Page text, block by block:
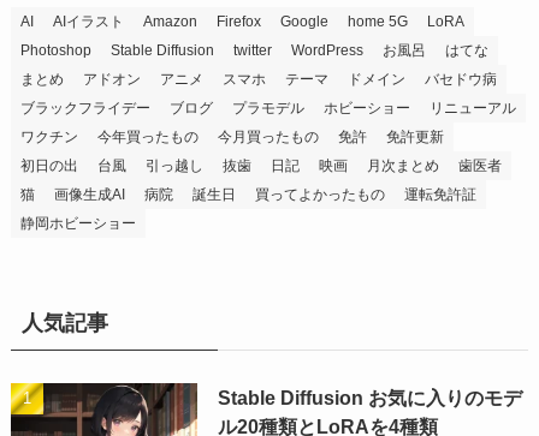
AI AIイラスト Amazon Firefox Google home 5G
LoRA
Photoshop
Stable Diffusion twitter WordPress お風呂
はてな
まとめ
アドオン アニメ スマホ テーマ ドメイン
バセドウ病
ブラックフライデー
ブログ プラモデル ホビーショー
リニューアル
ワクチン
今年買ったもの 今月買ったもの 免許
免許更新
初日の出
台風 引っ越し 抜歯 日記 映画 月次まとめ
歯医者
猫
画像生成AI 病院 誕生日 買ってよかったもの
運転免許証
静岡ホビーショー
人気記事
Stable Diffusion お気に入りのモデ
ル20種類とLoRAを4種類